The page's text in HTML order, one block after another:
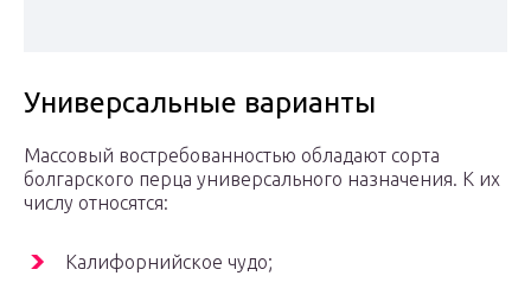
Универсальные варианты
Массовый востребованностью обладают сорта
болгарского перца универсального назначения. К их
числу относятся:
Калифорнийское чудо;